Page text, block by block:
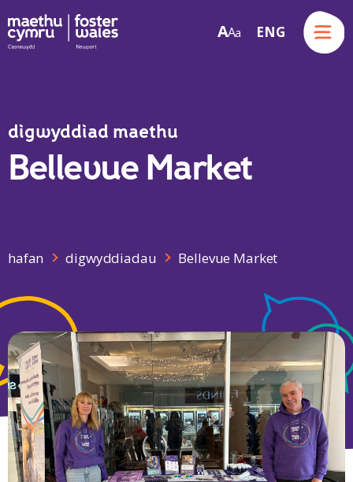
Skip to content
AA a ENG
Menu
digwyddiad maethu
Bellevue Market
hafan digwyddiadau Bellevue Market